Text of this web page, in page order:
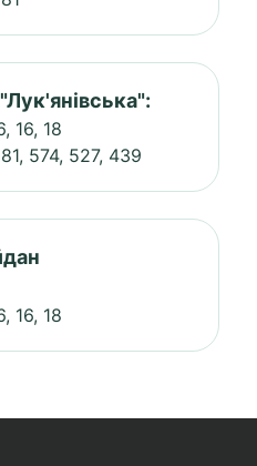
16, 18
574, 527, 439
16, 18